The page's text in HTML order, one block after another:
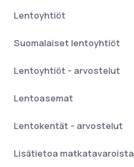
Lentoyhtiöt
Suomalaiset lentoyhtiöt
Lentoyhtiöt - arvostelut
Lentoasemat
Lentokentät - arvostelut
Lisätietoa matkatavaroista